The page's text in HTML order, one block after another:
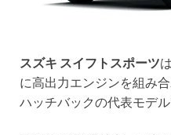
スズキ スイフトスポーツ
に高出力エンジンを組み
ハッチバックの代表モデル